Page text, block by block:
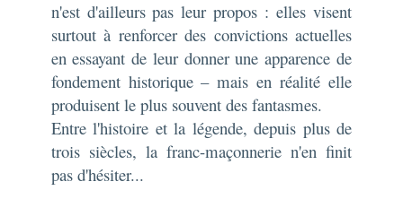
n'est d'ailleurs pas leur propos : elles visent
surtout à renforcer des convictions actuelles
en essayant de leur donner une apparence de
fondement historique – mais en réalité elle
produisent le plus souvent des fantasmes.
Entre l'histoire et la légende, depuis plus de
trois siècles, la franc-maçonnerie n'en finit
pas d'hésiter...